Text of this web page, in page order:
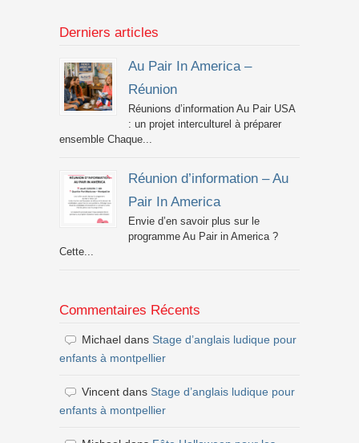
Derniers articles
Au Pair In America –
Réunion
Réunions d’information Au Pair USA
: un projet interculturel à préparer
ensemble Chaque...
Réunion d’information – Au
Pair In America
Envie d’en savoir plus sur le
programme Au Pair in America ?
Cette...
Commentaires Récents
Michael dans Stage d’anglais ludique pour
enfants à montpellier
Vincent dans Stage d’anglais ludique pour
enfants à montpellier